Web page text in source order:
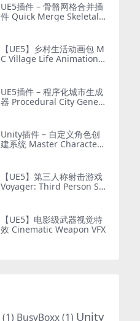
UE5插件 – 骨骼网格合并插
件 Quick Merge Skeletal
【UE5】乡村生活动画包 M
C Village Life Animation P
UE5插件 – 程序化城市生成
器 Procedural City Genera
Unity插件 – 自定义角色创
建系统 Master Character
【UE5】第三人称射击游戏
Voyager: Third Person Sh
【UE5】电影级武器视觉特
效 Cinematic Weapon VFX
(1) BusyBoxx(1) Unity